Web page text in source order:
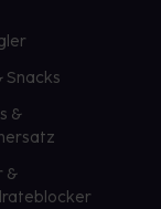
Snacks
&
&